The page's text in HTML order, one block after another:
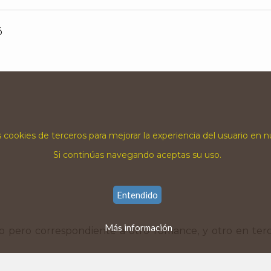
pero correspondiente a otro romance, y otro en
cookies de terceros para mejorar la experiencia del usuario en
Si continúas navegando aceptas su uso.
Entendido
Más información